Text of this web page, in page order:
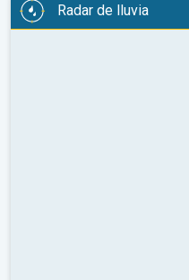
Radar de lluvia